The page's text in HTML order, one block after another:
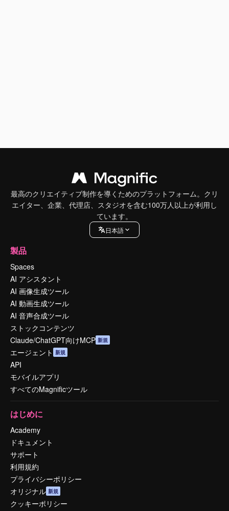
最高のクリエイティブ制作を導くためのプラットフォーム。クリ
エイター、企業、代理店、スタジオを含む100万人以上が利用し
ています。
日本語
製品
Spaces
AI アシスタント
AI 画像生成ツール
AI 動画生成ツール
AI 音声合成ツール
ストックコンテンツ
Claude/ChatGPT向けMCP 新規
エージェント 新規
API
モバイルアプリ
すべてのMagnificツール
はじめに
Academy
ドキュメント
サポート
利用規約
プライバシーポリシー
オリジナル 新規
クッキーポリシー